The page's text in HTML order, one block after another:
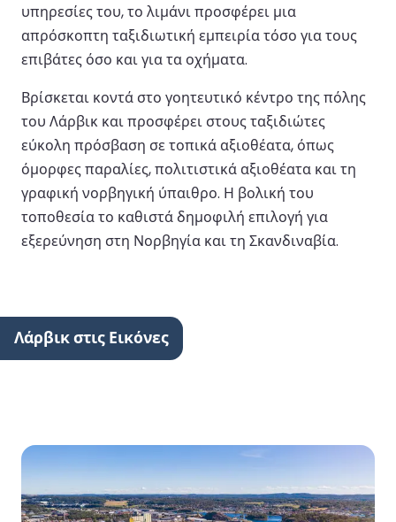
υπηρεσίες του, το λιμάνι προσφέρει μια
απρόσκοπτη ταξιδιωτική εμπειρία τόσο για τους
επιβάτες όσο και για τα οχήματα.
Βρίσκεται κοντά στο γοητευτικό κέντρο της πόλης
του Λάρβικ και προσφέρει στους ταξιδιώτες
εύκολη πρόσβαση σε τοπικά αξιοθέατα, όπως
όμορφες παραλίες, πολιτιστικά αξιοθέατα και τη
γραφική νορβηγική ύπαιθρο. Η βολική του
τοποθεσία το καθιστά δημοφιλή επιλογή για
εξερεύνηση στη Νορβηγία και τη Σκανδιναβία.
Λάρβικ στις Εικόνες